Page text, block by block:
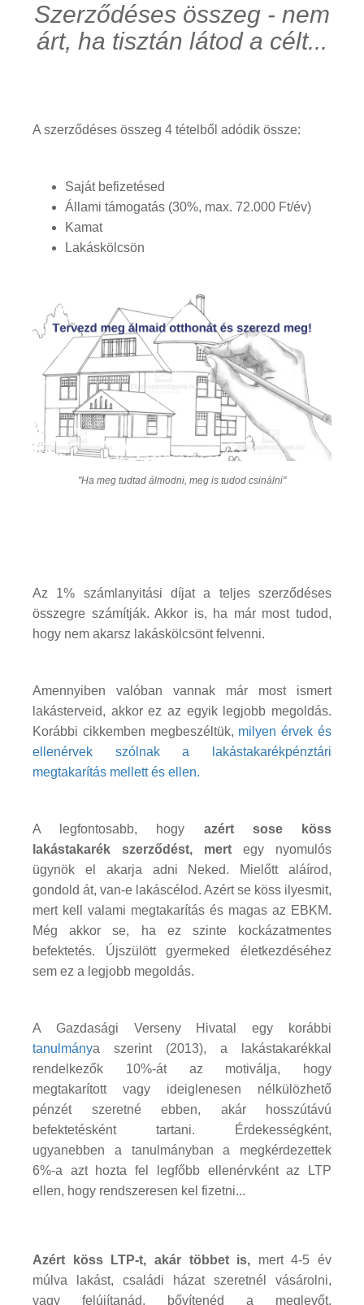
Szerződéses összeg - nem
árt, ha tisztán látod a célt...
A szerződéses összeg 4 tételből adódik össze:
Saját befizetésed
Állami támogatás (30%, max. 72.000 Ft/év)
Kamat
Lakáskölcsön
"Ha meg tudtad álmodni, meg is tudod csinálni"
Az 1% számlanyitási díjat a teljes szerződéses
összegre számítják. Akkor is, ha már most tudod,
hogy nem akarsz lakáskölcsönt felvenni.
Amennyiben valóban vannak már most ismert
lakásterveid, akkor ez az egyik legjobb megoldás.
Korábbi cikkemben megbeszéltük, milyen érvek és
ellenérvek szólnak a lakástakarékpénztári
megtakarítás mellett és ellen.
A legfontosabb, hogy azért sose köss
lakástakarék szerződést, mert egy nyomulós
ügynök el akarja adni Neked. Mielőtt aláírod,
gondold át, van-e lakáscélod. Azért se köss ilyesmit,
mert kell valami megtakarítás és magas az EBKM.
Még akkor se, ha ez szinte kockázatmentes
befektetés. Újszülött gyermeked életkezdéséhez
sem ez a legjobb megoldás.
A Gazdasági Verseny Hivatal egy korábbi
tanulmánya szerint (2013), a lakástakarékkal
rendelkezők 10%-át az motiválja, hogy
megtakarított vagy ideiglenesen nélkülözhető
pénzét szeretné ebben, akár hosszútávú
befektetésként tartani. Érdekességként,
ugyanebben a tanulmányban a megkérdezettek
6%-a azt hozta fel legfőbb ellenérvként az LTP
ellen, hogy rendszeresen kel fizetni...
Azért köss LTP-t, akár többet is, mert 4-5 év
múlva lakást, családi házat szeretnél vásárolni,
vagy felújítanád, bővítenéd a meglevőt.